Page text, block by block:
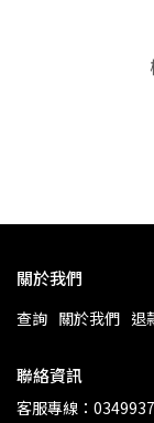
關於我們
查詢 關於我們 退
聯絡資訊
客服專線：